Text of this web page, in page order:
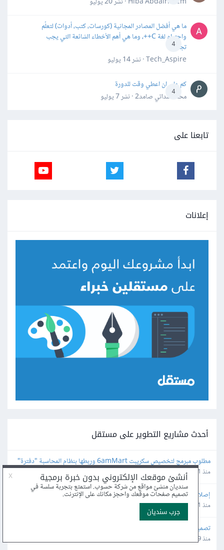
4
ما هي أفضل المصادر المجانية (كورسات، كتب، أدوات) لتعلّم
واحترام لغة C++، وما هي أهم الأخطاء الشائعة التي يجب
تجنبها؟
Tech_Aspire · نشر
14 يوليو
4
كم علي ان اعطي وقت للدورة
محمد سداتي صامد2 · نشر
7 يوليو
تابعنا على
إعلانات
أحدث مشاريع التطوير على مستقل
وبوابات الدفع في مصر
منذ 1 ساعة
إصلاح أخطاء لوحة تحكم نظام تدريبي (ربط إكسل وصلاحيات)
منذ 1 ساعة
تصميم وتنفيذ موقع احترافي لعرض أعمال إنتاج إعلامي
منذ 9 ساعة